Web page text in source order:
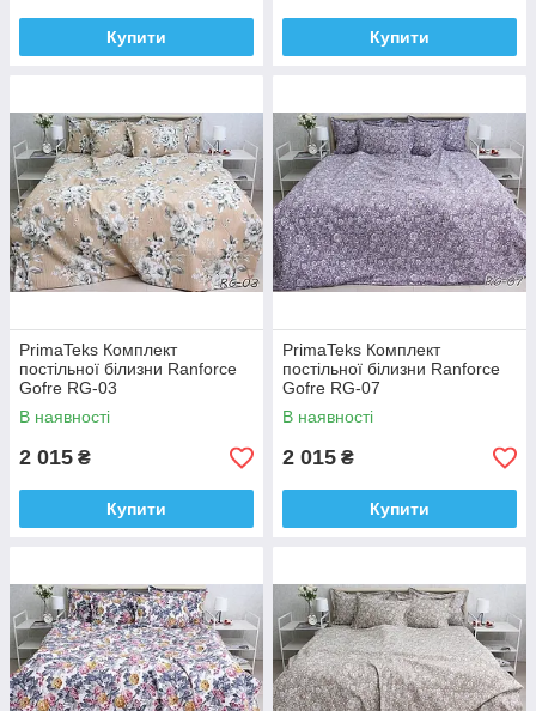
Купити Купити
PrimaTeks Комплект
постільної білизни Ranforce
Gofre RG-03
В наявності
2 015 ₴
Купити
PrimaTeks Комплект
постільної білизни Ranforce
Gofre RG-07
В наявності
2 015 ₴
Купити